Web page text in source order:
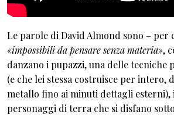
Le parole di David Almond sono – per
«impossibili da pensare senza materia»,
danzano i pupazzi, una delle tecniche
(e che lei stessa costruisce per intero,
metallo fino ai minuti dettagli esterni),
personaggi di terra che si disfano